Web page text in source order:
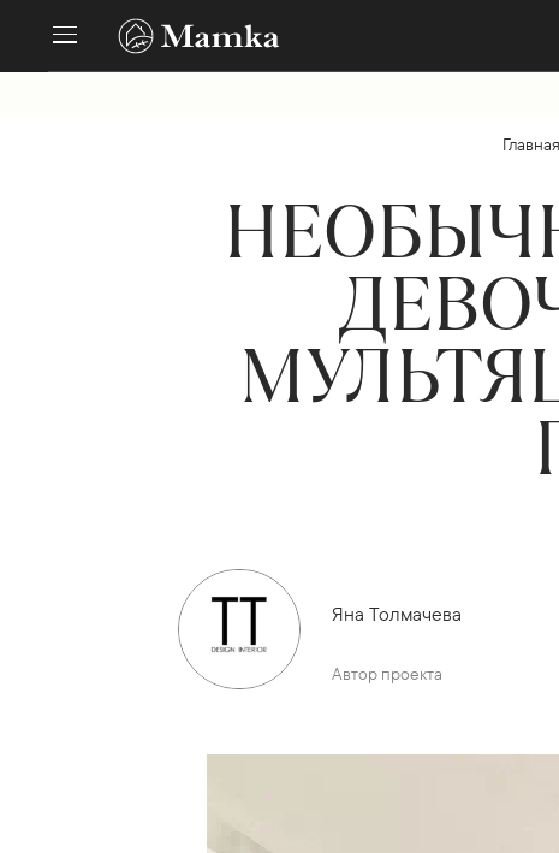
Главная
Яна Толмачева
Автор проекта